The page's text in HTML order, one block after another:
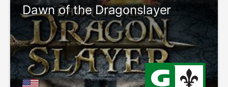
Dawn of the Dragonslayer